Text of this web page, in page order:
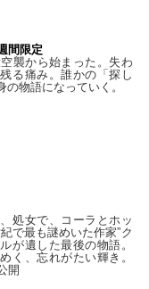
間限定
襲から始まった。失わ
る痛み。誰かの「探し
物語になっていく。
処⼥で、コーラとホッ
で最も謎めいた作家”ク
が遺した最後の物語。
く、忘れがたい輝き。
開